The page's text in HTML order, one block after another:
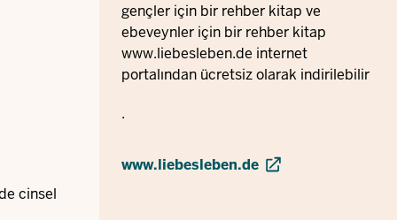
cinsel
gençler için bir rehber kitap ve
ebeveynler için bir rehber kitap
www.liebesleben.de internet
portalından ücretsiz olarak indirilebilir
.
www.liebesleben.de